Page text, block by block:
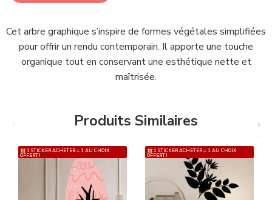
Cet arbre graphique s’inspire de formes végétales simplifiées
pour offrir un rendu contemporain. Il apporte une touche
organique tout en conservant une esthétique nette et
maîtrisée.
Produits Similaires
1 STICKER ACHETER = 1 AU CHOIX
OFFERT !
1 STICKER ACHETER = 1 AU CHOIX
OFFERT !